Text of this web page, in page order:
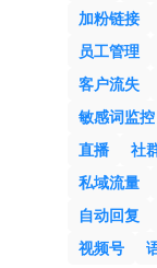
加粉链接
员工管理
客户流失
敏感词监控
直播
社
私域流量
自动回复
视频号